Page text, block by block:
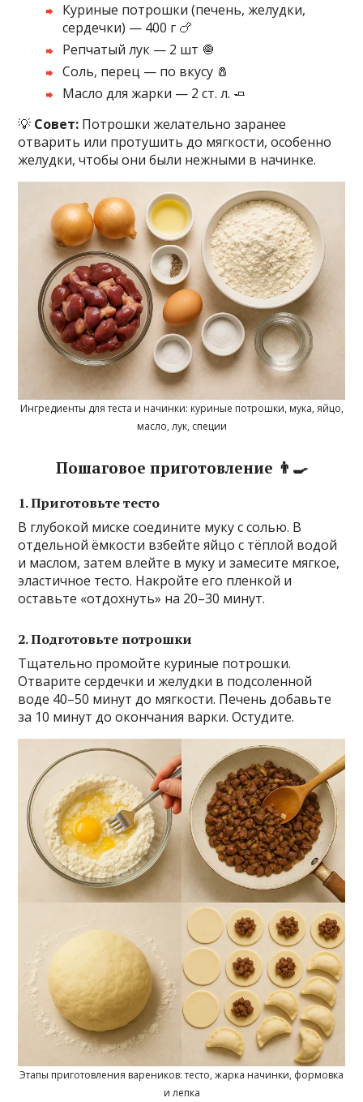
Куриные потрошки (печень, желудки,
сердечки) — 400 г 🍗
Репчатый лук — 2 шт 🧅
Соль, перец — по вкусу 🧂
Масло для жарки — 2 ст. л. 🧈
💡 Совет: Потрошки желательно заранее
отварить или протушить до мягкости, особенно
желудки, чтобы они были нежными в начинке.
Ингредиенты для теста и начинки: куриные потрошки, мука, яйцо,
масло, лук, специи
Пошаговое приготовление 👨‍🍳
1. Приготовьте тесто
В глубокой миске соедините муку с солью. В
отдельной ёмкости взбейте яйцо с тёплой водой
и маслом, затем влейте в муку и замесите мягкое,
эластичное тесто. Накройте его пленкой и
оставьте «отдохнуть» на 20–30 минут.
2. Подготовьте потрошки
Тщательно промойте куриные потрошки.
Отварите сердечки и желудки в подсоленной
воде 40–50 минут до мягкости. Печень добавьте
за 10 минут до окончания варки. Остудите.
Этапы приготовления вареников: тесто, жарка начинки, формовка
и лепка